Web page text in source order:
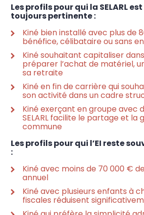
Les profils pour qui la SELARL
toujours pertinente :
Kiné bien installé avec plus de
bénéfice, célibataire ou sans
Kiné souhaitant capitaliser
préparer l’achat de matériel,
sa retraite
Kiné en fin de carrière qui
son activité dans un cadre
Kiné exerçant en groupe avec
SELARL facilite le partage et la
commune
Les profils pour qui l’EI reste
:
Kiné avec moins de 70 000 €
annuel
Kiné avec plusieurs enfants à
fiscales réduisent